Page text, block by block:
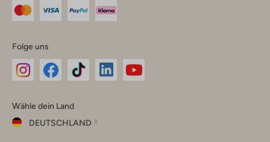
Folge uns
Instagram
Facebook
TikTok
Wähle dein Land
DEUTSCHLAND